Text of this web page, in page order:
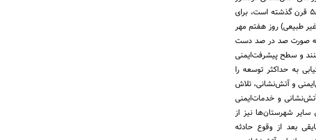
ما، که بیش از 160 سال سابقه آتش‌نشانی دارد و‌این امر حکایت گر توجه به‌ایمنی، حداقل طی 5/1 قرن گذشته است، برای
طبیعی)‌ روز هفتم مهر
به صورت صد در صد دست
و سطح پیشرفت‌ایمنی
به حداکثر توسعه را
و آتش‌نشانی، تلاش
و خدمات‌ایمنی
است و کم و بیش سایر شهرستان‌ها نیز از
بعد از وقوع حادثه